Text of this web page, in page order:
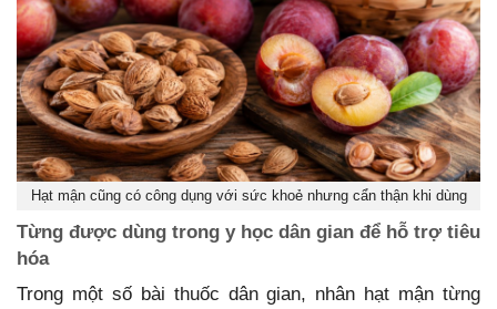
Hạt mận cũng có công dụng với sức khoẻ nhưng cẩn thận khi dùng
Từng được dùng trong y học dân gian để hỗ trợ tiêu
hóa
Trong một số bài thuốc dân gian, nhân hạt mận từng